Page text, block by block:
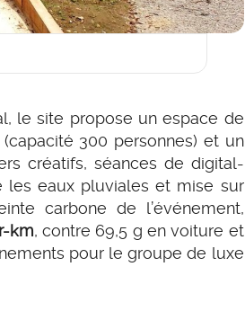
le site propose un espace de
300 personnes) et un
créatifs, séances de digital-
les eaux pluviales et mise sur
carbone de l’événement,
km, contre 69,5 g en voiture et
pour le groupe de luxe